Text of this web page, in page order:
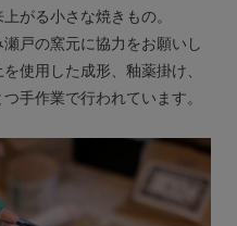
がる小さな焼きもの。
戸の窯元に協力をお願いし
使用した成形、釉薬掛け、
手作業で行われています。